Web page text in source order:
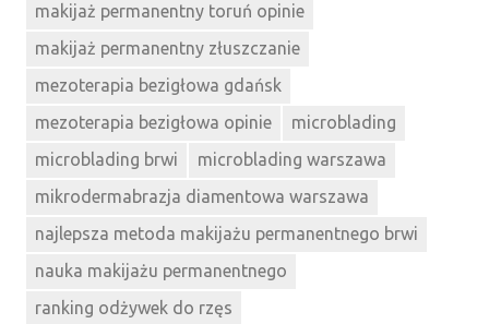
makijaż permanentny toruń opinie
makijaż permanentny złuszczanie
mezoterapia bezigłowa gdańsk
mezoterapia bezigłowa opinie
microblading
microblading brwi
microblading warszawa
mikrodermabrazja diamentowa warszawa
najlepsza metoda makijażu permanentnego brwi
nauka makijażu permanentnego
ranking odżywek do rzęs